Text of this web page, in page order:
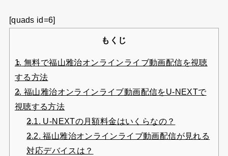
[quads id=6]
もくじ
1. 無料で福山雅治オンラインライブ動画配信を視聴
する方法
2. 福山雅治オンラインライブ動画配信をU-NEXTで
視聴する方法
2.1. U-NEXTの月額料金はいくらなの？
2.2. 福山雅治オンラインライブ動画配信が見れる
対応デバイスは？